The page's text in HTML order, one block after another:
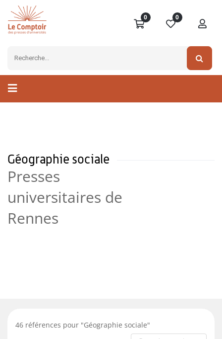
0 0
Géographie sociale
Presses
universitaires de
Rennes
46 références pour "Géographie sociale"